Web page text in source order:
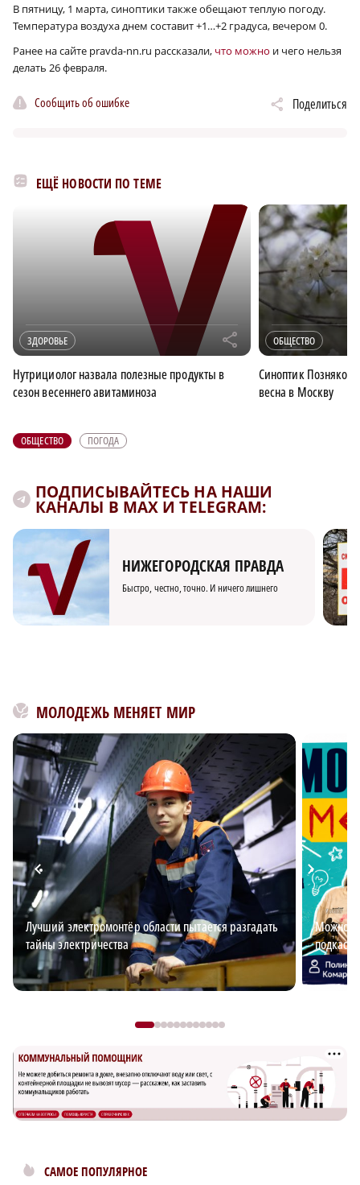
В пятницу, 1 марта, синоптики также обещают теплую погоду.
Температура воздуха днем составит +1…+2 градуса, вечером 0.
Ранее на сайте pravda-nn.ru рассказали, что можно и чего нельзя
делать 26 февраля.
Сообщить об ошибке Поделиться
ЕЩЁ НОВОСТИ ПО ТЕМЕ
ЗДОРОВЬЕ r
Нутрициолог назвала полезные продукты в
сезон весеннего авитаминоза
ОБЩЕСТВО
Синоптик
весна в Москву
ОБЩЕСТВО ПОГОДА
ПОДПИСЫВАЙТЕСЬ НА НАШИ
КАНАЛЫ В MAX И TELEGRAM:
НИЖЕГОРОДСКАЯ ПРАВДА
Быстро, честно, точно. И ничего лишнего
МОЛОДЕЖЬ МЕНЯЕТ МИР
Лучший электромонтёр области пытается разгадать
тайны электричества
Можно
подкаст
САМОЕ ПОПУЛЯРНОЕ